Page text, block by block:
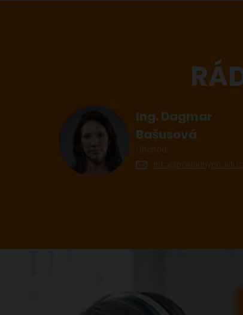
Ing. Dagmar
Bašusová
Obchod